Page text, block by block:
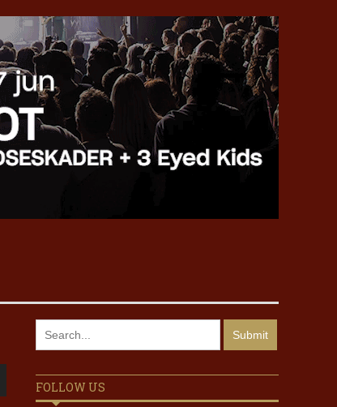
FOLLOW US